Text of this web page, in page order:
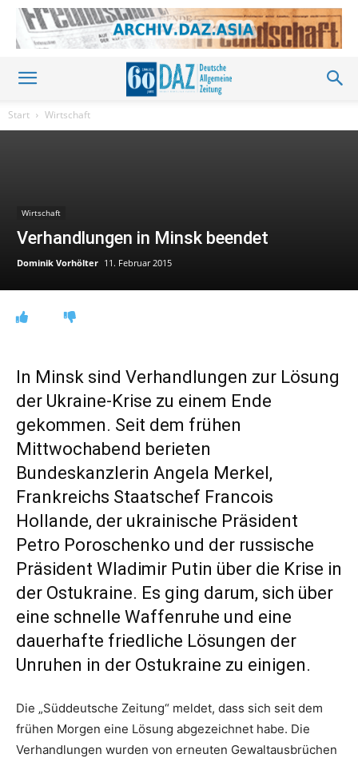
Start Wirtschaft
Wirtschaft
Verhandlungen in Minsk beendet
Dominik Vorhölter 11. Februar 2015
In Minsk sind Verhandlungen zur Lösung
der Ukraine-Krise zu einem Ende
gekommen. Seit dem frühen
Mittwochabend berieten
Bundeskanzlerin Angela Merkel,
Frankreichs Staatschef Francois
Hollande, der ukrainische Präsident
Petro Poroschenko und der russische
Präsident Wladimir Putin über die Krise in
der Ostukraine. Es ging darum, sich über
eine schnelle Waffenruhe und eine
dauerhafte friedliche Lösungen der
Unruhen in der Ostukraine zu einigen.
Die „Süddeutsche Zeitung“ meldet, dass sich seit dem
frühen Morgen eine Lösung abgezeichnet habe. Die
Verhandlungen wurden von erneuten Gewaltausbrüchen